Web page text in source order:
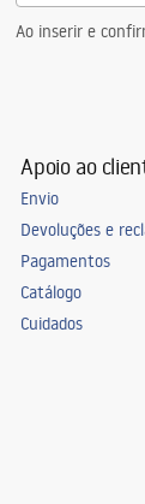
Ao inserir e
Apoio ao
Envio
Devoluções e
Pagamentos
Catálogo
Cuidados